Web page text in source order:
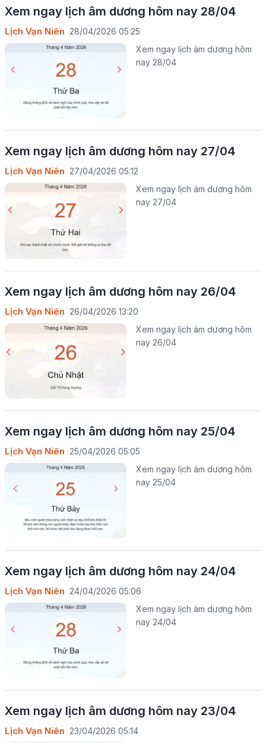
Xem ngay lịch âm dương hôm nay 28/04
Lịch Vạn Niên 28/04/2026 05:25
Xem ngay lịch âm dương hôm
nay 28/04
Xem ngay lịch âm dương hôm nay 27/04
Lịch Vạn Niên 27/04/2026 05:12
Xem ngay lịch âm dương hôm
nay 27/04
Xem ngay lịch âm dương hôm nay 26/04
Lịch Vạn Niên 26/04/2026 13:20
Xem ngay lịch âm dương hôm
nay 26/04
Xem ngay lịch âm dương hôm nay 25/04
Lịch Vạn Niên 25/04/2026 05:05
Xem ngay lịch âm dương hôm
nay 25/04
Xem ngay lịch âm dương hôm nay 24/04
Lịch Vạn Niên 24/04/2026 05:06
Xem ngay lịch âm dương hôm
nay 24/04
Xem ngay lịch âm dương hôm nay 23/04
Lịch Vạn Niên 23/04/2026 05:14